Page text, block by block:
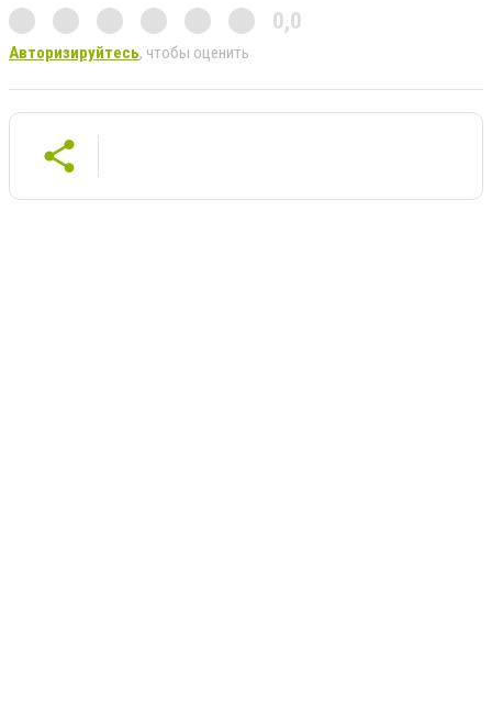
0,0
Авторизируйтесь, чтобы оценить